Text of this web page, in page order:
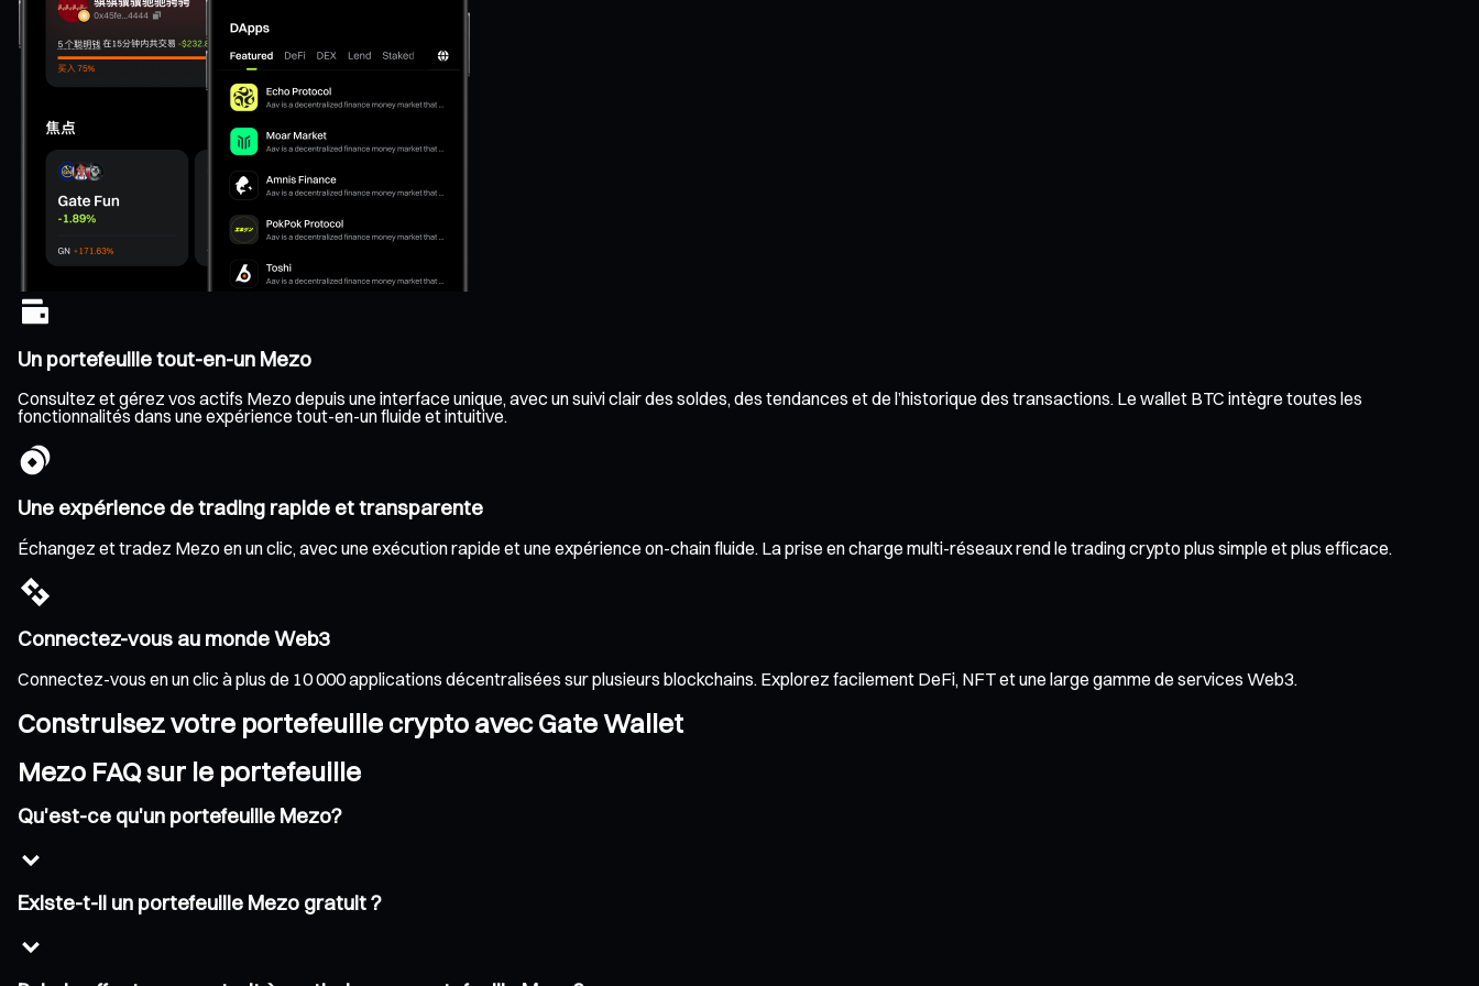
Un portefeuille tout-en-un Mezo
Consultez et gérez vos actifs Mezo depuis une interface unique, avec un suivi clair des soldes, des tendances et de l’historique des transactions. Le wallet BTC intègre toutes les
fonctionnalités dans une expérience tout-en-un fluide et intuitive.
Une expérience de trading rapide et transparente
Échangez et tradez Mezo en un clic, avec une exécution rapide et une expérience on-chain fluide. La prise en charge multi-réseaux rend le trading crypto plus simple et plus efficace.
Connectez-vous au monde Web3
Connectez-vous en un clic à plus de 10 000 applications décentralisées sur plusieurs blockchains. Explorez facilement DeFi, NFT et une large gamme de services Web3.
Construisez votre portefeuille crypto avec Gate Wallet
Mezo FAQ sur le portefeuille
Qu'est-ce qu'un portefeuille Mezo?
Existe-t-il un portefeuille Mezo gratuit ?